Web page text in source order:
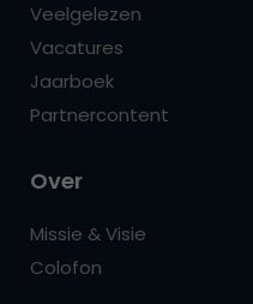
Veelgelezen
Vacatures
Jaarboek
Partnercontent
Over
Missie & Visie
Colofon